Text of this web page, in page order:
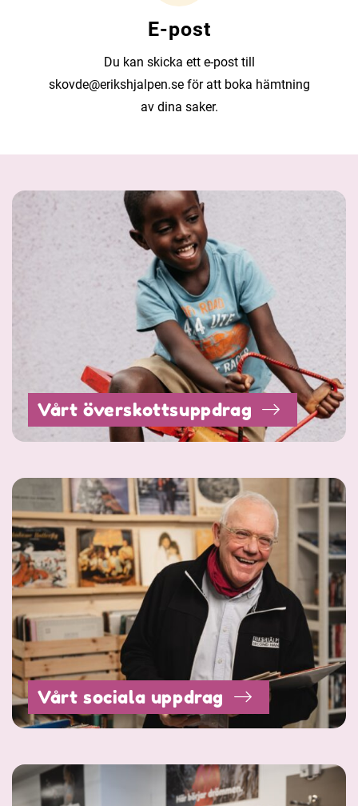
E-post
Du kan skicka ett e-post till
skovde@erikshjalpen.se för att boka hämtning
av dina saker.
Vårt överskottsuppdrag
Vårt sociala uppdrag